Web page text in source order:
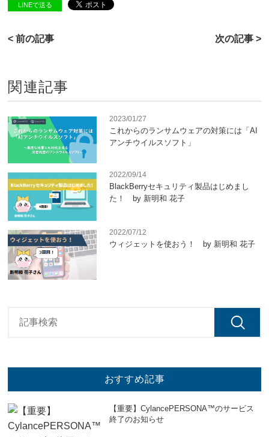
LINEで送る
< 前の記事 次の記事 >
関連記事
2023/01/27
これからのランサムウェアの対策には「AI
アンチウイルスソフト」
2022/09/14
BlackBerryセキュリティ製品はじめまし
た！ by 新明和 花子
2022/07/12
ウィジェットを使おう！ by 新明和 花子
おすすめ記事
【重要】CylancePERSONA™のサービス
終了のお知らせ